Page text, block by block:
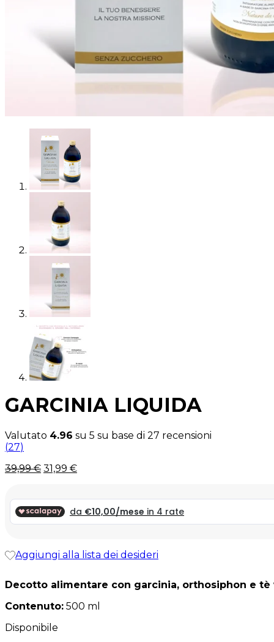
GARCINIA LIQUIDA
Valutato 4.96 su 5 su base di 27 recensioni
(27)
Il
era:
39,99 €.
39,99€Il
è:
39,99 €.
31,99 €
Aggiungi alla lista dei desideri
Decotto alimentare con garcinia, orthosiphon e tè
Contenuto: 500 ml
Disponibile